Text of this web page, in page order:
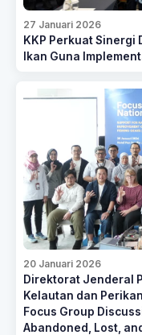
27 Januari 2026
KKP Perkuat Sinergi
Ikan Guna
20 Januari 2026
Direktorat Jenderal
Kelautan dan
Focus Group
Abandoned, Lost,